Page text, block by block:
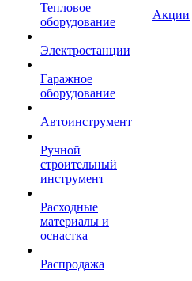
Тепловое
оборудование
Электростанции
Гаражное
оборудование
Автоинструмент
Ручной
строительный
инструмент
Расходные
материалы и
оснастка
Распродажа
Акции